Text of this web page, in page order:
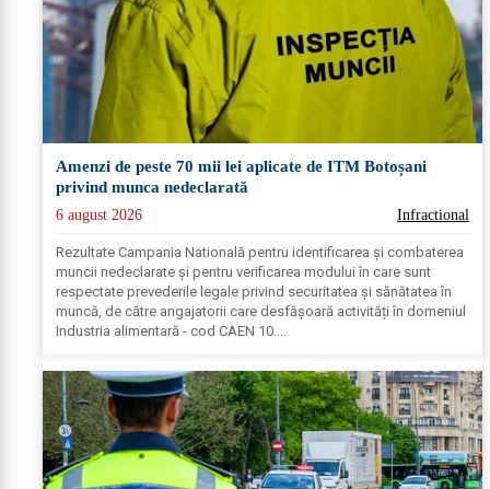
Amenzi de peste 70 mii lei aplicate de ITM Botoșani
privind munca nedeclarată
6 august 2026 Infractional
Rezultate Campania Natională pentru identificarea și combaterea
muncii nedeclarate și pentru verificarea modului în care sunt
respectate prevederile legale privind securitatea și sănătatea în
muncă, de către angajatorii care desfășoară activități în domeniul
Industria alimentară - cod CAEN 10....